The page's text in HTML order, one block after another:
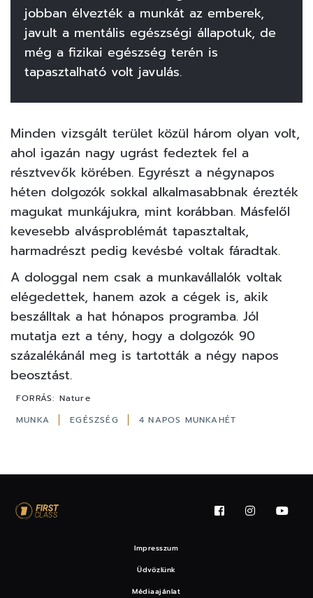
jobban élvezték a munkát az emberek,
javult a mentális egészségi állapotuk, de
még a fizikai egészség terén is
tapasztalható volt javulás.
Minden vizsgált terület közül három olyan volt,
ahol igazán nagy ugrást fedeztek fel a
résztvevők körében. Egyrészt a négynapos
héten dolgozók sokkal alkalmasabbnak érezték
magukat munkájukra, mint korábban. Másfelől
kevesebb alvásproblémát tapasztaltak,
harmadrészt pedig kevésbé voltak fáradtak.
A dologgal nem csak a munkavállalók voltak
elégedettek, hanem azok a cégek is, akik
beszálltak a hat hónapos programba. Jól
mutatja ezt a tény, hogy a dolgozók 90
százalékánál meg is tartották a négy napos
beosztást.
FORRÁS: Nature
MUNKA
EGÉSZSÉG 4 NAPOS MUNKAHÉT
Impresszum
Üdvözlünk
Médiaajánlat